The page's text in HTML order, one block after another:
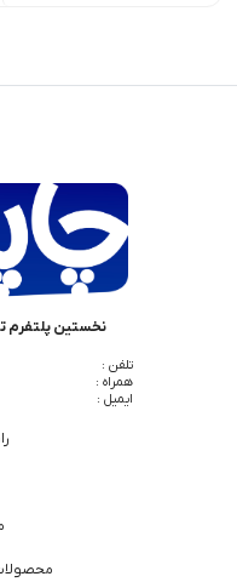
نخستین
تلفن :
همراه :
ایمیل :